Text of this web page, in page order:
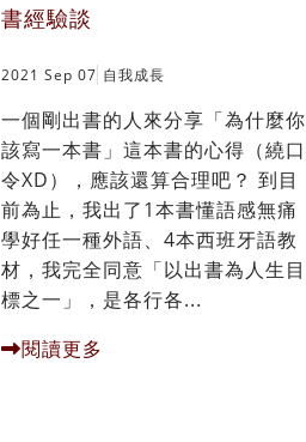
書經驗談
2021 Sep 07 自我成長
一個剛出書的人來分享「為什麼你
該寫一本書」這本書的心得（繞口
令XD），應該還算合理吧？ 到目
前為止，我出了1本書懂語感無痛
學好任一種外語、4本西班牙語教
材，我完全同意「以出書為人生目
標之一」，是各行各...
閱讀更多